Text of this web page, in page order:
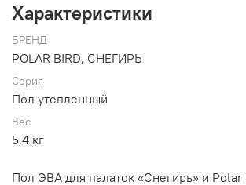
Характеристики
БРЕНД
POLAR BIRD, СНЕГИРЬ
Серия
Пол утепленный
Вес
5,4 кг
Пол ЭВА для палаток «Снегирь» и